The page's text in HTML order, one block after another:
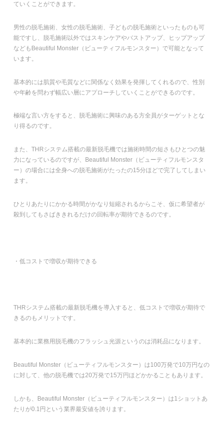
ていくことができます。
男性の脱毛施術、女性の脱毛施術、子どもの脱毛施術といったものも可
能ですし、脱毛施術以外ではスキンケアやバストアップ、ヒップアップ
などもBeautiful Monster（ビューティフルモンスター）で可能となって
います。
基本的には肌質や毛質などに関係なく効果を発揮してくれるので、性別
や年齢を問わず幅広い層にアプローチしていくことができるのです。
極端な言い方をすると、脱毛施術に興味のある方全員がターゲットとな
り得るのです。
また、THRシステム搭載の最新脱毛機では施術時間の短さもひとつの魅
力になっているのですが、Beautiful Monster（ビューティフルモンスタ
ー）の場合には全身への脱毛施術がたったの15分ほどで完了してしまい
ます。
ひとりあたりにかかる時間がかなり短縮されるからこそ、仮に希望者が
殺到してもさばききれるだけの回転率が期待できるのです。
・低コストで増収が期待できる
THRシステム搭載の最新脱毛機を導入すると、低コストで増収が期待で
きるのもメリットです。
基本的に業務用脱毛機のフラッシュ光源というのは消耗品になります。
Beautiful Monster（ビューティフルモンスター）は100万発で10万円なの
に対して、他の脱毛機では20万発で15万円ほどかかることもあります。
しかも、Beautiful Monster（ビューティフルモンスター）は1ショットあ
たりが0.1円という業界最安値を誇ります。